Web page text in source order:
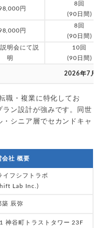
円
8回
(90日間)
円
8回
(90日間)
明会にて説
明
10回
(90日間)
2026年7月
職・複業に特化してお
ン設計が強みです。同世
シニア層でセカンドキャ
会社 概要
イフシフトラボ
Lab Inc.)
築 辰弥
神谷町トラストタワー 23F